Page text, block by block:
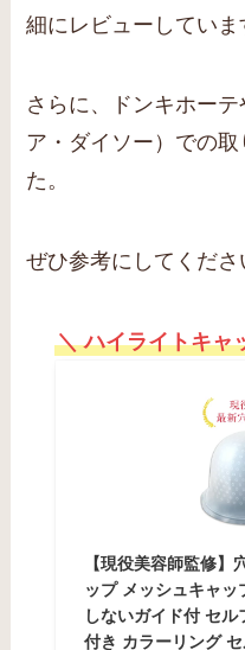
細にレビューしていま
さらに、ドンキホー
ア・ダイソー）での
た。
ぜひ参考にしてくださ
＼ ハイライトキャ
【現役美容師監修】
ップ メッシュキャ
しないガイド付 セ
付き カラーリング